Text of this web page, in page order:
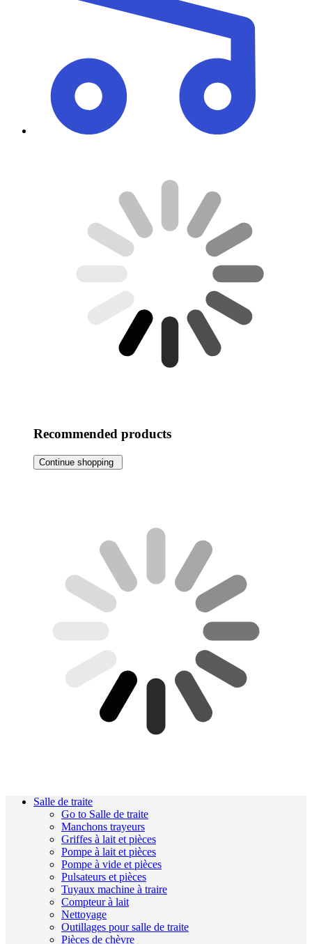
Recommended products
Continue shopping
Salle de traite
Go to Salle de traite
Manchons trayeurs
Griffes à lait et pièces
Pompe à lait et pièces
Pompe à vide et pièces
Pulsateurs et pièces
Tuyaux machine à traire
Compteur à lait
Nettoyage
Outillages pour salle de traite
Pièces de chèvre